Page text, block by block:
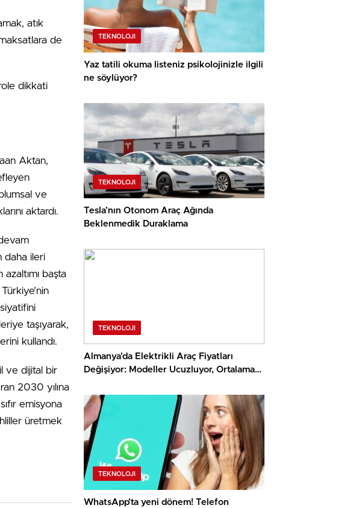
atık
de
dikkati
Aktan,
ve
aktardı.
daha ileri
başta
taşıyarak,
kullandı.
ve dijital bir
2030 yılına
emisyona
üretmek
TEKNOLOJI
Yaz tatili okuma listeniz psikolojinizle ilgili
ne söylüyor?
TEKNOLOJI
Tesla’nın Otonom Araç Ağında
Beklenmedik Duraklama
TEKNOLOJI
Almanya’da Elektrikli Araç Fiyatları
Değişiyor: Modeller Ucuzluyor, Ortalama
TEKNOLOJI
WhatsApp’ta yeni dönem! Telefon